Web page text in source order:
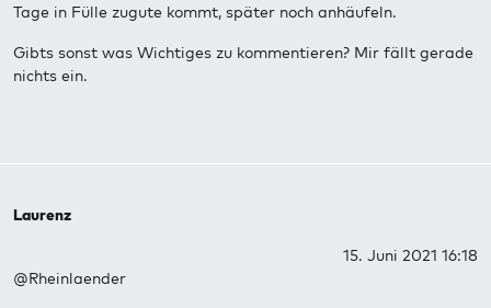
Tage in Fülle zugute kommt, später noch anhäufeln.
Gibts sonst was Wichtiges zu kommentieren? Mir fällt gerade
nichts ein.
Laurenz
15. Juni 2021 16:18
@Rheinlaender